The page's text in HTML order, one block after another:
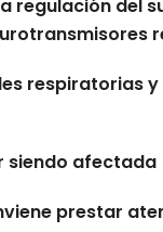
del
respiratorias
siendo afectada
prestar